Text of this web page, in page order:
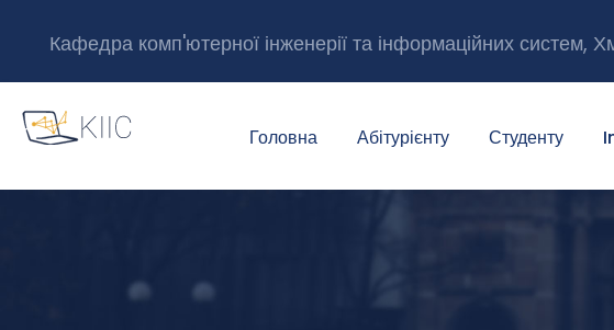
Кафедра комп'ютерної інженерії та інформаційних систем,
Головна Абітурієнту Студенту